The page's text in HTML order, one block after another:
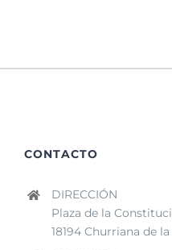
CONTACTO
DIRECCIÓN
Plaza de la
18194 Churriana de la